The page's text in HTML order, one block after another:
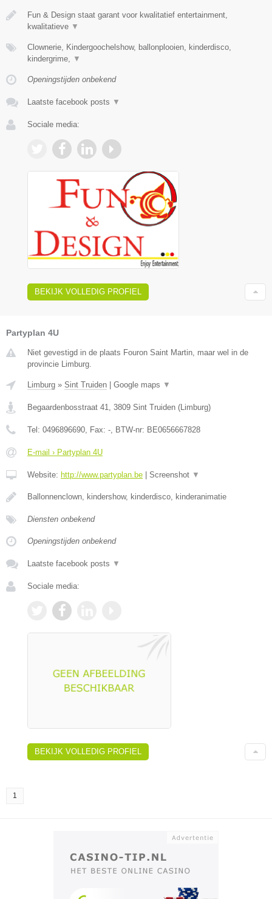
Fun & Design staat garant voor kwalitatief entertainment,
kwalitatieve ▼
Clownerie, Kindergoochelshow, ballonplooien, kinderdisco,
kindergrime, ▼
Openingstijden onbekend
Laatste facebook posts ▼
Sociale media:
BEKIJK VOLLEDIG PROFIEL
Partyplan 4U
Niet gevestigd in de plaats Fouron Saint Martin, maar wel in de
provincie Limburg.
Limburg » Sint Truiden Google maps ▼
Begaardenbosstraat 41 3809 Sint Truiden ( Limburg)
Tel: 0496896690 , Fax: - , BTW-nr: BE0656667828
E-mail › Partyplan 4U
Website: http://www.partyplan.be Screenshot ▼
Ballonnenclown, kindershow, kinderdisco, kinderanimatie
Diensten onbekend
Openingstijden onbekend
Laatste facebook posts ▼
Sociale media:
BEKIJK VOLLEDIG PROFIEL
1